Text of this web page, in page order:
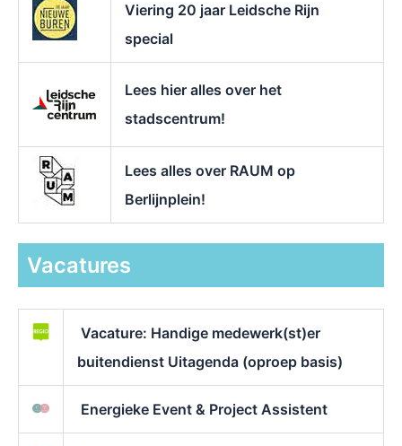
Viering 20 jaar Leidsche Rijn
special
Lees hier alles over het
stadscentrum!
Lees alles over RAUM op
Berlijnplein!
Vacatures
Vacature: Handige medewerk(st)er
buitendienst Uitagenda (oproep basis)
Energieke Event & Project Assistent